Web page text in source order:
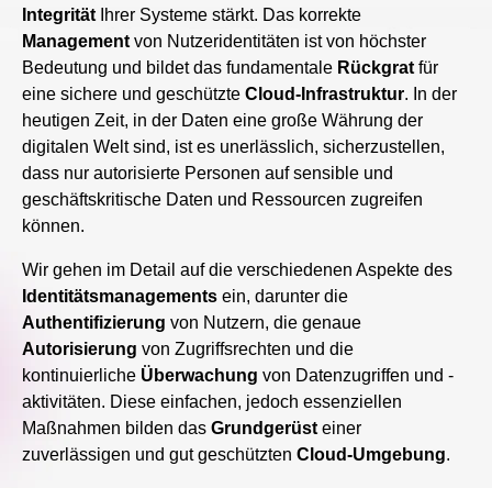
Integrität Ihrer Systeme stärkt. Das korrekte
Management von Nutzeridentitäten ist von höchster
Bedeutung und bildet das fundamentale Rückgrat für
eine sichere und geschützte Cloud-Infrastruktur. In der
heutigen Zeit, in der Daten eine große Währung der
digitalen Welt sind, ist es unerlässlich, sicherzustellen,
dass nur autorisierte Personen auf sensible und
geschäftskritische Daten und Ressourcen zugreifen
können.
Wir gehen im Detail auf die verschiedenen Aspekte des
Identitätsmanagements ein, darunter die
Authentifizierung von Nutzern, die genaue
Autorisierung von Zugriffsrechten und die
kontinuierliche Überwachung von Datenzugriffen und -
aktivitäten. Diese einfachen, jedoch essenziellen
Maßnahmen bilden das Grundgerüst einer
zuverlässigen und gut geschützten Cloud-Umgebung.